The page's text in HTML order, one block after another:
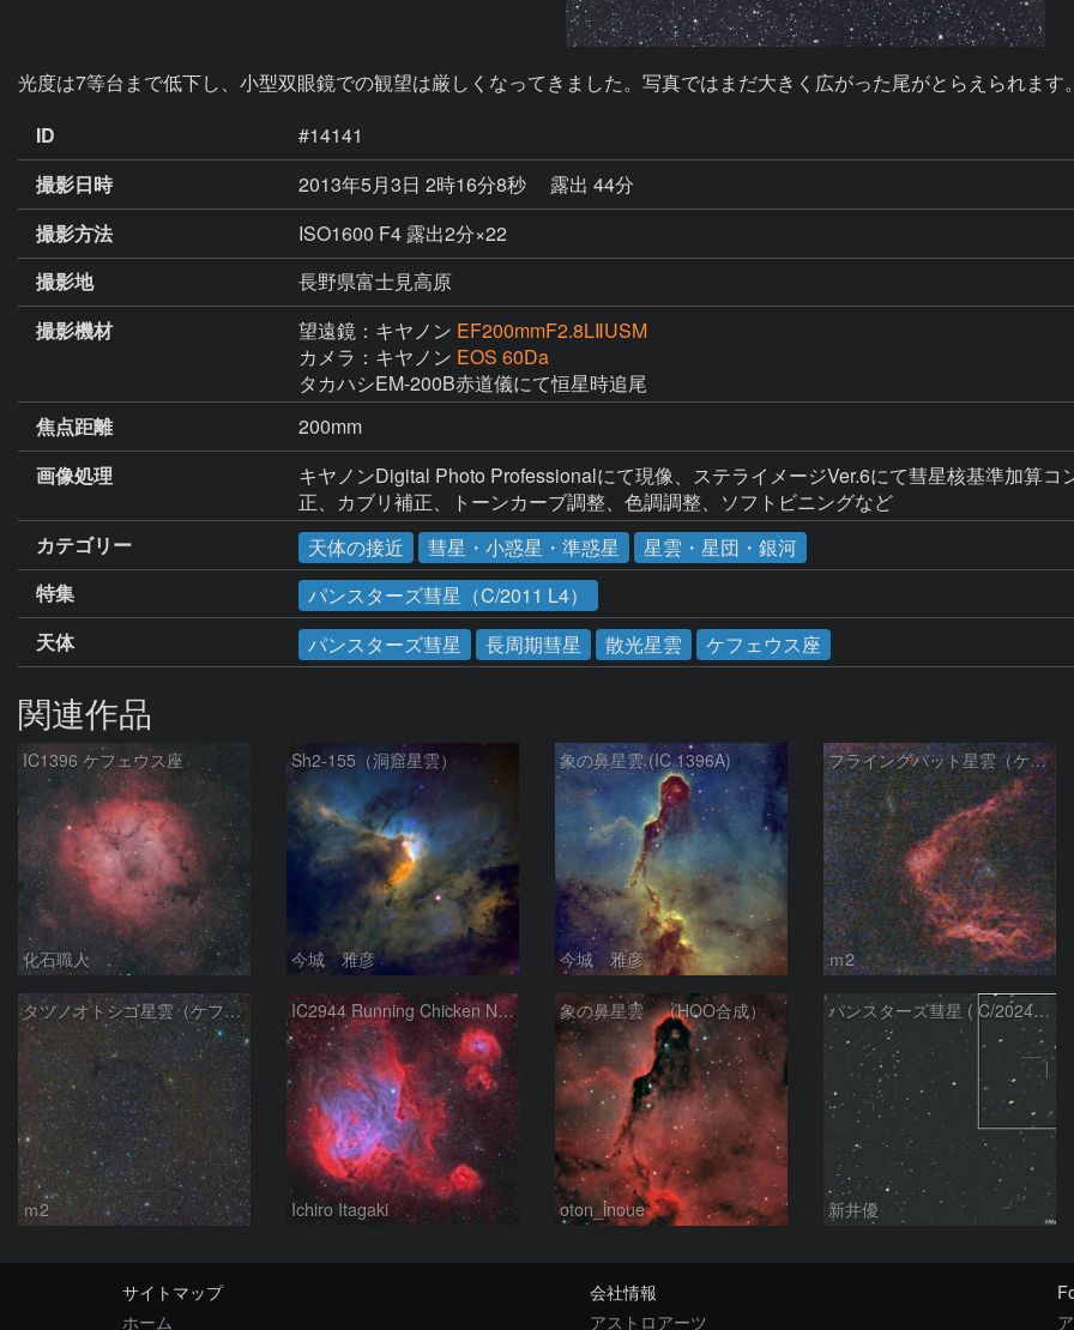
光度は7等台まで低下し、小型双眼鏡での観望は厳しくなってきました。写真ではまだ大きく広がった尾がとらえられます
ID
#14141
撮影日時
2013年5月3日 2時16分8秒
露出 44分
撮影方法
ISO1600 F4 露出2分×22
撮影地
長野県富士見高原
撮影機材
望遠鏡：キヤノン EF200mmF2.8LⅡUSM
カメラ：キヤノン EOS 60Da
タカハシEM-200B赤道儀にて恒星時追尾
焦点距離
200mm
画像処理
キヤノンDigital Photo Professionalにて現像、ステライメージVer.6にて彗星核基準加算
正、カブリ補正、トーンカーブ調整、色調調整、ソフトビニングなど
カテゴリー
天体の接近 彗星・小惑星・準惑星
星雲・星団・銀河
特集
パンスターズ彗星（C/2011 L4）
天体
パンスターズ彗星 長周期彗星 散光星雲 ケフェウス座
関連作品
IC1396 ケフェウス座
化石職人
Sh2-155（洞窟星雲）
今城 雅彦
象の鼻星雲 (IC 1396A)
今城 雅彦
フライングバット星雲（ケフェウス座）
ｍ2
タツノオトシゴ星雲（ケフェウス座）
ｍ2
IC2944 Running Chicken Nebula
Ichiro Itagaki
象の鼻星雲 （HOO合成）
oton_inoue
パンスターズ彗星 ( C/2024R4 )：2026/07/27
新井優
サイトマップ
ホーム
会社情報
アストロアーツ